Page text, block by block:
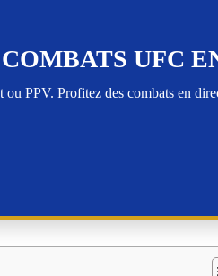
UFC
PPV. Profitez des combats en